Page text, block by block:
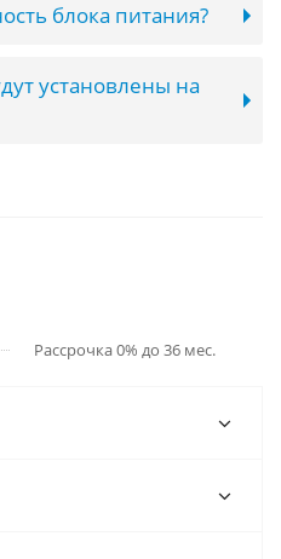
блока питания?
установлены на
Рассрочка 0% до 36 мес.